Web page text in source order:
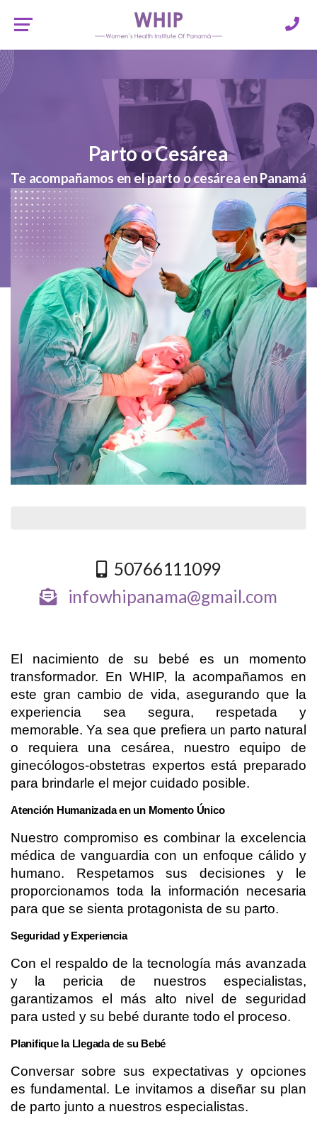
Parto o Cesárea
Te acompañamos en el parto o cesárea en Panamá
con cuidado experto y humano. Confía en
nuestros especialistas para este gran cambio de
vida. ¡Contáctanos para saber más!
50766111099
infowhipanama@gmail.com
El nacimiento de su bebé es un momento
transformador. En WHIP, la acompañamos en
este gran cambio de vida, asegurando que la
experiencia sea segura, respetada y
memorable. Ya sea que prefiera un parto natural
o requiera una cesárea, nuestro equipo de
ginecólogos-obstetras expertos está preparado
para brindarle el mejor cuidado posible.
Atención Humanizada en un Momento Único
Nuestro compromiso es combinar la excelencia
médica de vanguardia con un enfoque cálido y
humano. Respetamos sus decisiones y le
proporcionamos toda la información necesaria
para que se sienta protagonista de su parto.
Seguridad y Experiencia
Con el respaldo de la tecnología más avanzada
y la pericia de nuestros especialistas,
garantizamos el más alto nivel de seguridad
para usted y su bebé durante todo el proceso.
Planifique la Llegada de su Bebé
Conversar sobre sus expectativas y opciones
es fundamental. Le invitamos a diseñar su plan
de parto junto a nuestros especialistas.